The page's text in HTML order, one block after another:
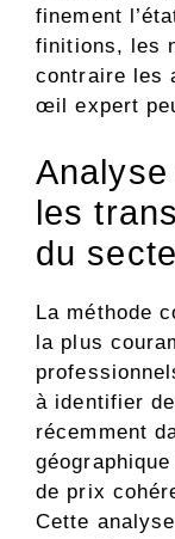
finement
finitions, les
contraire les
œil expert
les
du
La méthode
la plus
à identifier
récemment
de prix
Cette